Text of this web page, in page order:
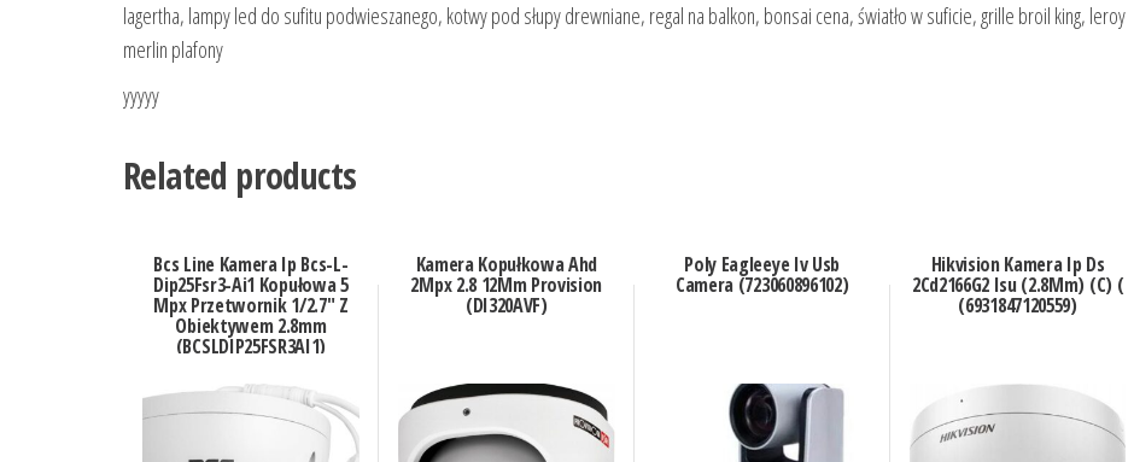
lagertha, lampy led do sufitu podwieszanego, kotwy pod słupy drewniane, regal na balkon, bonsai cena, światło w suficie, grille broil king, leroy
merlin plafony
yyyyy
Related products
Bcs Line Kamera Ip Bcs-L-
Dip25Fsr3-Ai1 Kopułowa 5
Mpx Przetwornik 1/2.7″ Z
Obiektywem 2.8mm
(BCSLDIP25FSR3AI1)
Kamera Kopułkowa Ahd
2Mpx 2.8 12Mm Provision
(DI320AVF)
Poly Eagleeye Iv Usb
Camera (723060896102)
Hikvision Kamera Ip Ds
2Cd2166G2 Isu (2.8Mm) (C) (
(6931847120559)